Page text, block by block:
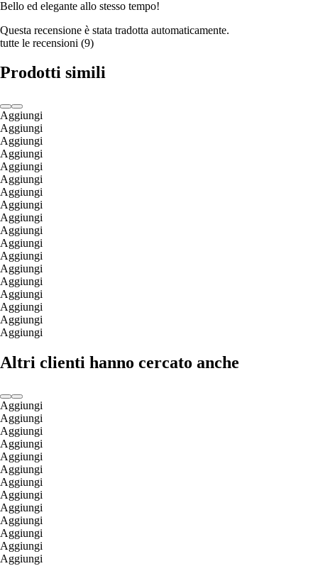
Bello ed elegante allo stesso tempo!
Questa recensione è stata tradotta automaticamente.
tutte le recensioni (9)
Prodotti simili
Aggiungi
Aggiungi
Aggiungi
Aggiungi
Aggiungi
Aggiungi
Aggiungi
Aggiungi
Aggiungi
Aggiungi
Aggiungi
Aggiungi
Aggiungi
Aggiungi
Aggiungi
Aggiungi
Aggiungi
Aggiungi
Altri clienti hanno cercato anche
Aggiungi
Aggiungi
Aggiungi
Aggiungi
Aggiungi
Aggiungi
Aggiungi
Aggiungi
Aggiungi
Aggiungi
Aggiungi
Aggiungi
Aggiungi